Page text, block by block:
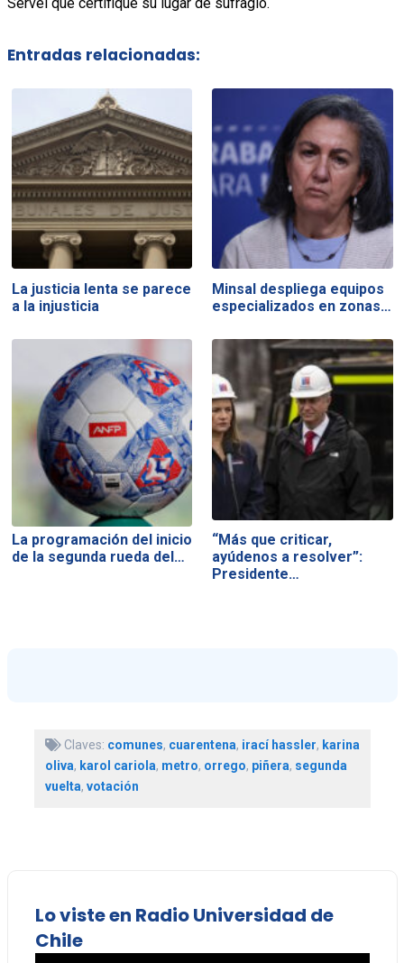
Entradas relacionadas:
La justicia lenta se parece
a la injusticia
Minsal despliega equipos
especializados en zonas…
La programación del inicio
de la segunda rueda del…
“Más que criticar,
ayúdenos a resolver”:
Presidente…
Claves: comunes, cuarentena, irací hassler, karina
oliva, karol cariola, metro, orrego, piñera, segunda
vuelta, votación
Lo viste en Radio Universidad de
Chile